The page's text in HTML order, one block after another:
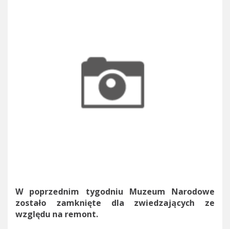
W poprzednim tygodniu Muzeum Narodowe
zostało zamknięte dla zwiedzających ze
względu na remont.